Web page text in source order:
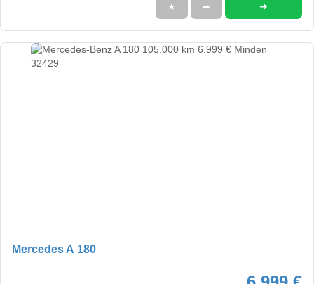
★ ➦ ➜
Mercedes A 180